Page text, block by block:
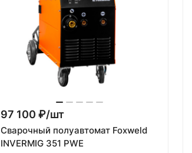
97 100 ₽/шт
Сварочный полуавтомат Foxweld
INVERMIG 351 PWE